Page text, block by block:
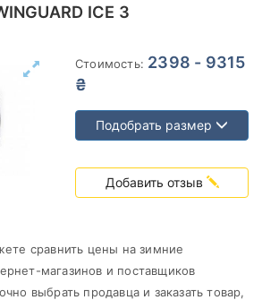
ICE 3
Стоимость: 2398 - 9315
₴
Подобрать размер
Добавить отзыв
сравнить цены на зимние
магазинов и поставщиков
выбрать продавца и заказать товар,